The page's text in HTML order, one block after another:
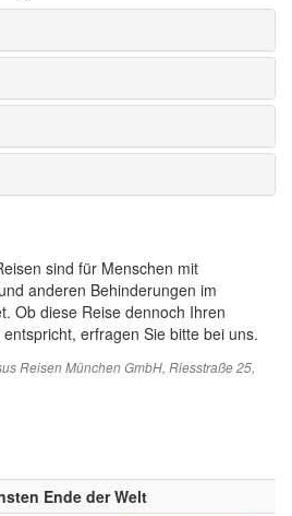
sind für Menschen mit
anderen Behinderungen im
Ob diese Reise dennoch Ihren
erfragen Sie bitte bei uns.
Reisen München GmbH, Riesstraße 25,
Ende der Welt